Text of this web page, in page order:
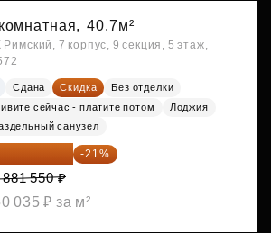
40.7м²
7 корпус, 9 секция, 5 этаж,
Сдана Скидка
Без отделки
сейчас - платите потом
Лоджия
санузел
176 425 ₽ -21%
881 550 ₽
035 ₽ за м²